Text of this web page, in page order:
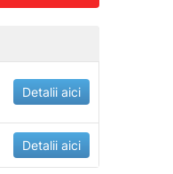
Detalii aici
Detalii aici